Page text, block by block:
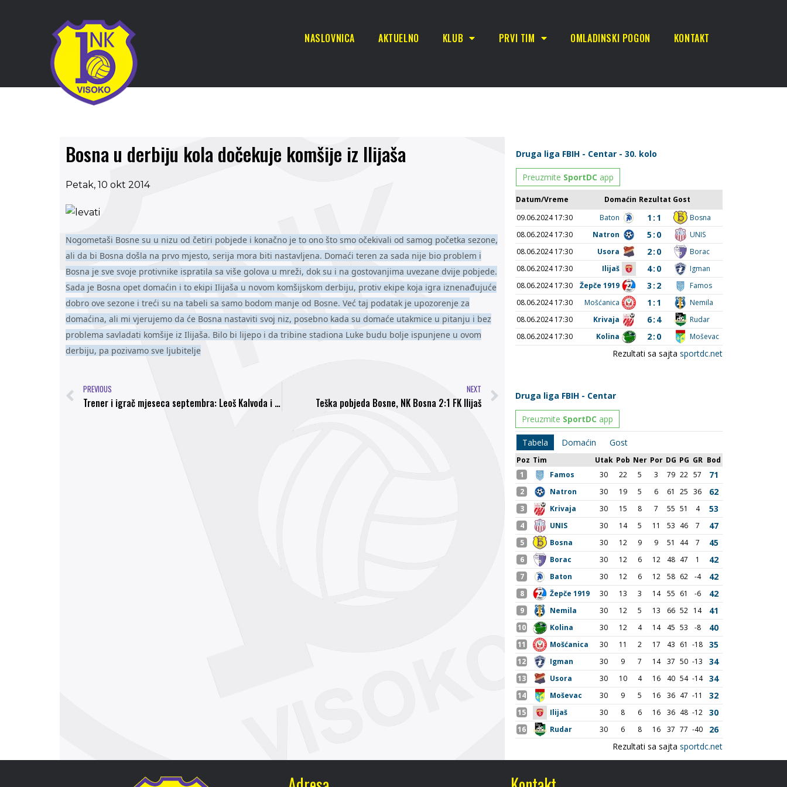
NASLOVNICA AKTUELNO KLUB PRVI TIM OMLADINSKI POGON KONTAKT
Bosna u derbiju kola dočekuje komšije iz Ilijaša
Petak, 10 okt 2014
Nogometaši Bosne su u nizu od četiri pobjede i konačno je to ono što smo očekivali od samog početka sezone,
ali da bi Bosna došla na prvo mjesto, serija mora biti nastavljena. Domaći teren za sada nije bio problem i
Bosna je sve svoje protivnike ispratila sa više golova u mreži, dok su i na gostovanjima uvezane dvije pobjede.
Sada je Bosna opet domaćin i to ekipi Ilijaša u novom komšijskom derbiju, protiv ekipe koja igra iznenađujuće
dobro ove sezone i treći su na tabeli sa samo bodom manje od Bosne. Već taj podatak je upozorenje za
domaćina, ali mi vjerujemo da će Bosna nastaviti svoj niz, posebno kada su domaće utakmice u pitanju i bez
problema savladati komšije iz Ilijaša. Bilo bi lijepo i da tribine stadiona Luke budu bolje ispunjene u ovom
derbiju, pa pozivamo sve ljubitelje
PREVIOUS
Trener i igrač mjeseca septembra: Leoš Kalvoda i Adnan Džafić
NEXT
Teška pobjeda Bosne, NK Bosna 2:1 FK Ilijaš